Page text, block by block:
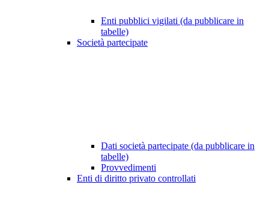
Enti pubblici vigilati (da pubblicare in
tabelle)
Società partecipate
Dati società partecipate (da pubblicare in
tabelle)
Provvedimenti
Enti di diritto privato controllati